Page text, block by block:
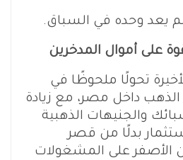
يعد وحده في السباق.
على أموال المدخرين
تحولًا ملحوظًا في
داخل مصر، مع زيادة
والجنيهات الذهبية
بدلًا من قصر
الأصفر على المشغولات